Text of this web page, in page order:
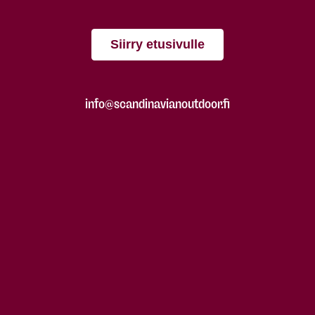
Siirry etusivulle
info@scandinavianoutdoor.fi